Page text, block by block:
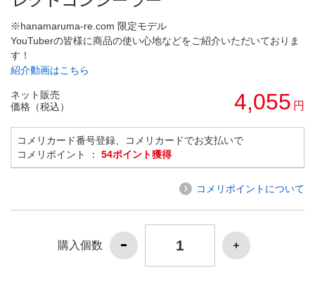
※hanamaruma-re.com 限定モデル
YouTuberの皆様に商品の使い心地などをご紹介いただいておりま
す！
紹介動画はこちら
ネット販売
価格（税込）
4,055 円
コメリカード番号登録、コメリカードでお支払いで
コメリポイント ： 54ポイント獲得
コメリポイントについて
購入個数